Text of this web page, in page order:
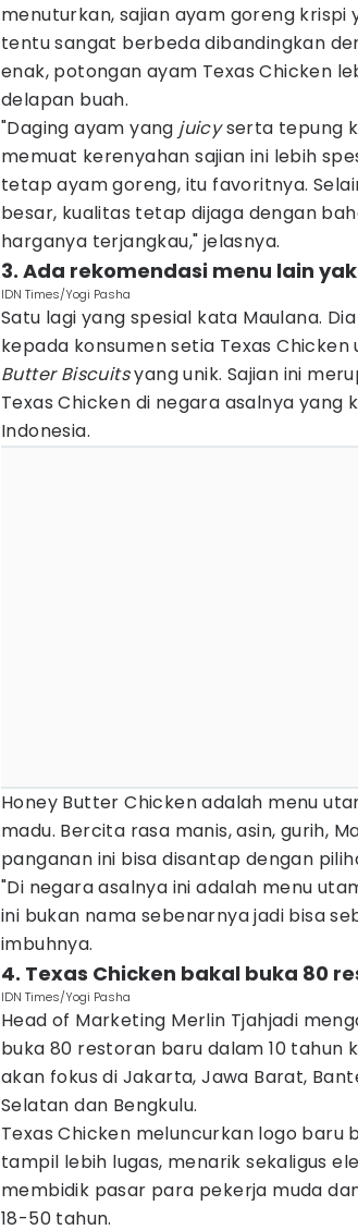
menuturkan, sajian ayam goreng
tentu sangat berbeda dibandingkan
enak, potongan ayam Texas Chicken
delapan buah.
"Daging ayam yang juicyserta tepung
memuat kerenyahan sajian ini lebih
tetap ayam goreng, itu favoritnya.
besar, kualitas tetap dijaga dengan
harganya terjangkau," jelasnya.
3. Ada rekomendasi menu lain
IDN Times/Yogi Pasha
Satu lagi yang spesial kata Maulana.
kepada konsumen setia Texas
Butter Biscuitsyang unik. Sajian ini
Texas Chicken di negara asalnya yang
Indonesia.
Honey Butter Chicken adalah menu
madu. Bercita rasa manis, asin, gurih,
panganan ini bisa disantap dengan
"Di negara asalnya ini adalah menu
ini bukan nama sebenarnya jadi bisa
imbuhnya.
4. Texas Chicken bakal buka 80
IDN Times/Yogi Pasha
Head of Marketing Merlin Tjahjadi
buka 80 restoran baru dalam 10 tahun
akan fokus di Jakarta, Jawa Barat,
Selatan dan Bengkulu.
Texas Chicken meluncurkan logo baru
tampil lebih lugas, menarik sekaligus
membidik pasar para pekerja muda
18-50 tahun.